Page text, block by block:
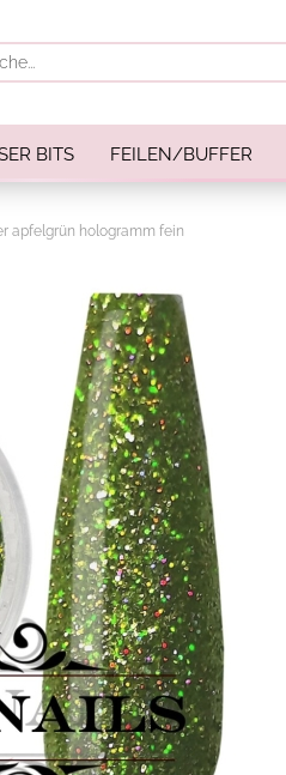
BITS FEILEN/BUFFER
apfelgrün hologramm fein